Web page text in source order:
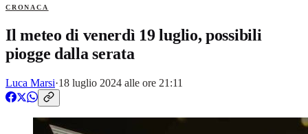
CRONACA
Il meteo di venerdì 19 luglio, possibili
piogge dalla serata
Luca Marsi·18 luglio 2024 alle ore 21:11